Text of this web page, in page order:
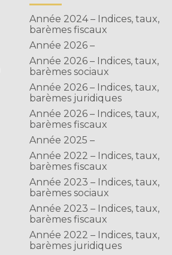
Année 2024 – Indices, taux,
barèmes fiscaux
Année 2026 –
Année 2026 – Indices, taux,
barèmes sociaux
Année 2026 – Indices, taux,
barèmes juridiques
Année 2026 – Indices, taux,
barèmes fiscaux
Année 2025 –
Année 2022 – Indices, taux,
barèmes fiscaux
Année 2023 – Indices, taux,
barèmes sociaux
Année 2023 – Indices, taux,
barèmes fiscaux
Année 2022 – Indices, taux,
barèmes juridiques